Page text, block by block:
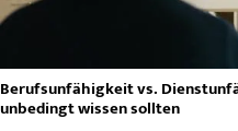
Berufsunfähigkeit vs.
unbedingt wissen sollten